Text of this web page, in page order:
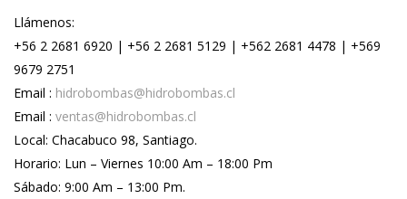
Llámenos:
+56 2 2681 6920 | +56 2 2681 5129 | +562 2681 4478 | +569
9679 2751
Email : hidrobombas@hidrobombas.cl
Email : ventas@hidrobombas.cl
Local: Chacabuco 98, Santiago.
Horario: Lun – Viernes 10:00 Am – 18:00 Pm
Sábado: 9:00 Am – 13:00 Pm.